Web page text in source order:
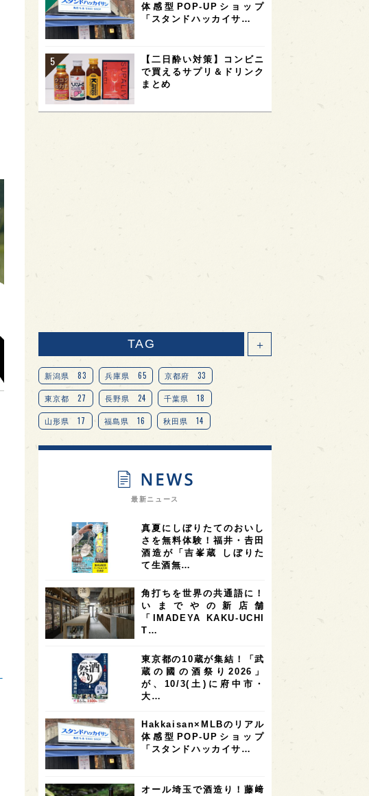
体感型POP-UPショップ
「スタンドハッカイサ…
【二日酔い対策】コンビニ
で買えるサプリ＆ドリンク
まとめ
TAG ＋
新潟県 83 兵庫県 65 京都府 33
東京都 27 長野県 24 千葉県 18
山形県 17 福島県 16 秋田県 14
愛知県 14 宮城県 14 岐阜県 13
オピニオンリーダーの視点 9
7 奈良県 滋賀県 7 和歌山県 6
6 フランス 6 高知県 5 島根県 5
山口県 4 アメリカ 4 神奈川県 4
大分県 4 三重県 3 3 3
オーストラリア 台湾 2 アジア
SAKEの時代を生きる 1
全蔵めぐり 1 シンガポール 1 カナダ 1
1 熊本県 1
イギリス 1 ノルウェー 新宿区 1
最新ニュース
真夏にしぼりたてのおいし
さを無料体験！福井・𠮷田
酒造が「吉峯蔵 しぼりた
て生酒無…
角打ちを世界の共通語に！
いまでやの新店舗
「IMADEYA KAKU-UCHI
T…
東京都の10蔵が集結！「武
蔵の國の酒祭り2026」
が、10/3(土)に府中市・
大…
Hakkaisan×MLBのリアル
体感型POP-UPショップ
「スタンドハッカイサ…
オール埼玉で酒造り！藤﨑